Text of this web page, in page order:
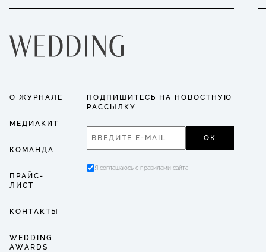
О ЖУРНАЛЕ
МЕДИАКИТ
КОМАНДА
ПРАЙС-
ЛИСТ
КОНТАКТЫ
WEDDING
AWARDS
ПОДПИШИТЕСЬ НА НОВОСТНУЮ
РАССЫЛКУ
ОК
Я соглашаюсь с правилами сайта